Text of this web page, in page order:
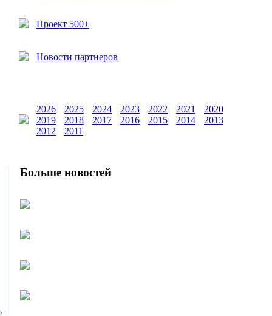
Проект 500+
Новости партнеров
2026 2025 2024 2023 2022 2021
2020
2019
2018 2017 2016 2015 2014
2013
2012
2011
Больше новостей